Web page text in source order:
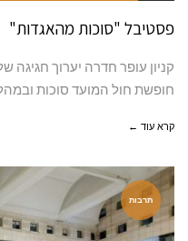
פסטיבל "סוכות מהאגדות"
קניון עופר חדרה יערוך
חופשת חול המועד סוכות
קרא עוד ←
תרבות